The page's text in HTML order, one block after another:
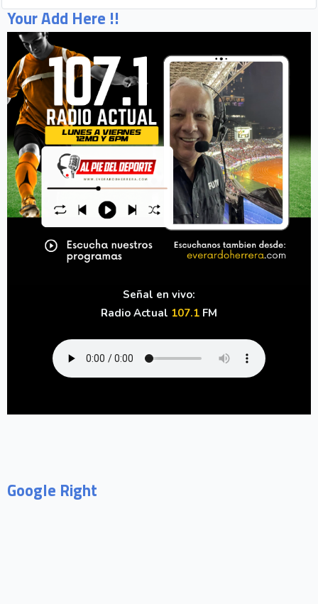
Your Add Here !!
Señal en vivo:
Radio Actual 107.1 FM
Google Right